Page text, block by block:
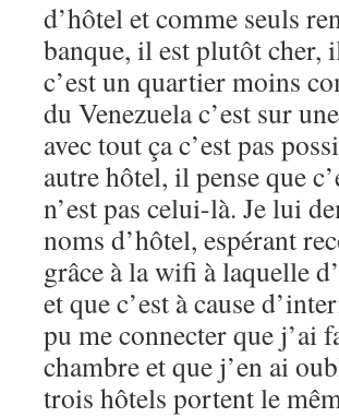
d’hôtel et comme seuls
banque, il est plutôt cher,
c’est un quartier moins
du Venezuela c’est sur
avec tout ça c’est pas
autre hôtel, il pense que
n’est pas celui-là. Je lui
noms d’hôtel, espérant
grâce à la wifi à laquelle
et que c’est à cause
pu me connecter que j’ai
chambre et que j’en ai
trois hôtels portent le